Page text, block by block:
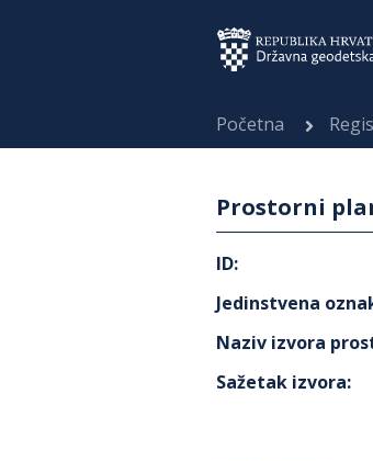
Početna
Prostorni
ID:
Jedinstvena
Naziv izvora
Sažetak izvora: